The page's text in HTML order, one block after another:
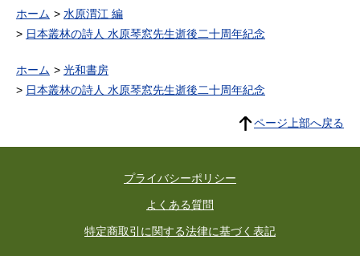
ホーム
水原渭江 編
日本叢林の詩人 水原琴窓先生逝後二十周年紀念
ホーム
光和書房
日本叢林の詩人 水原琴窓先生逝後二十周年紀念
ページ上部へ戻る
プライバシーポリシー
よくある質問
特定商取引に関する法律に基づく表記